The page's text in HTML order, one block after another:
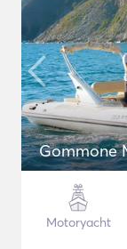
Gommone
Motoryacht